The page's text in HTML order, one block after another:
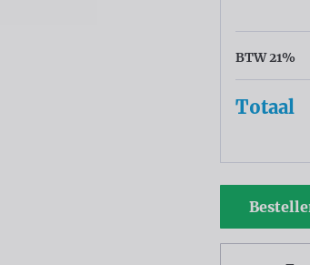
BTW 21%
Totaal